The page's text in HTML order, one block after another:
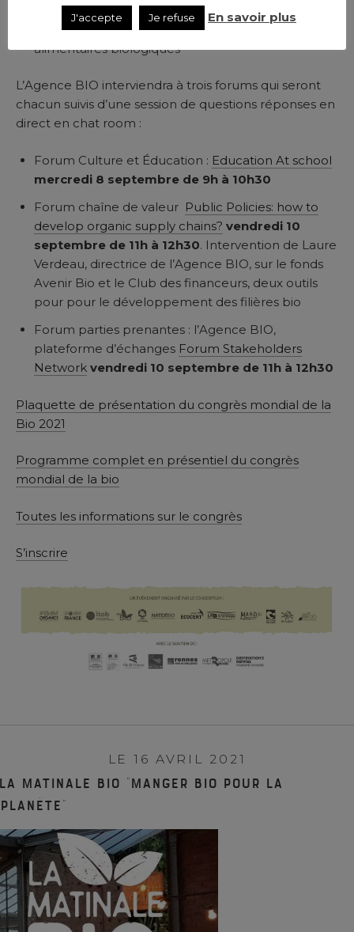
Forum des parties prenantes
: Promouvoir une
approche multi-acteurs pour les systèmes
alimentaires biologiques
L’Agence BIO interviendra à trois forums qui seront
chacun suivis d’une session de questions réponses en
direct en chat room :
Forum Culture et Éducation : Education At school
mercredi 8 septembre de 9h à 10h30
Forum chaîne de valeur Public Policies: how to
develop organic supply chains? vendredi 10
septembre de 11h à 12h30. Intervention de Laure
Verdeau, directrice de l’Agence BIO, sur le fonds
Avenir Bio et le Club des financeurs, deux outils
pour pour le développement des filières bio
Forum parties prenantes : l’Agence BIO,
plateforme d’échanges Forum Stakeholders
Network vendredi 10 septembre de 11h à 12h30
Plaquette de présentation du congrès mondial de la
Bio 2021
Programme complet en présentiel du congrès
mondial de la bio
Toutes les informations sur le congrès
S’inscrire
LE 16 AVRIL 2021
matinale BIO “Manger bio pour la
planète”
J'accepte Je refuse En savoir plus